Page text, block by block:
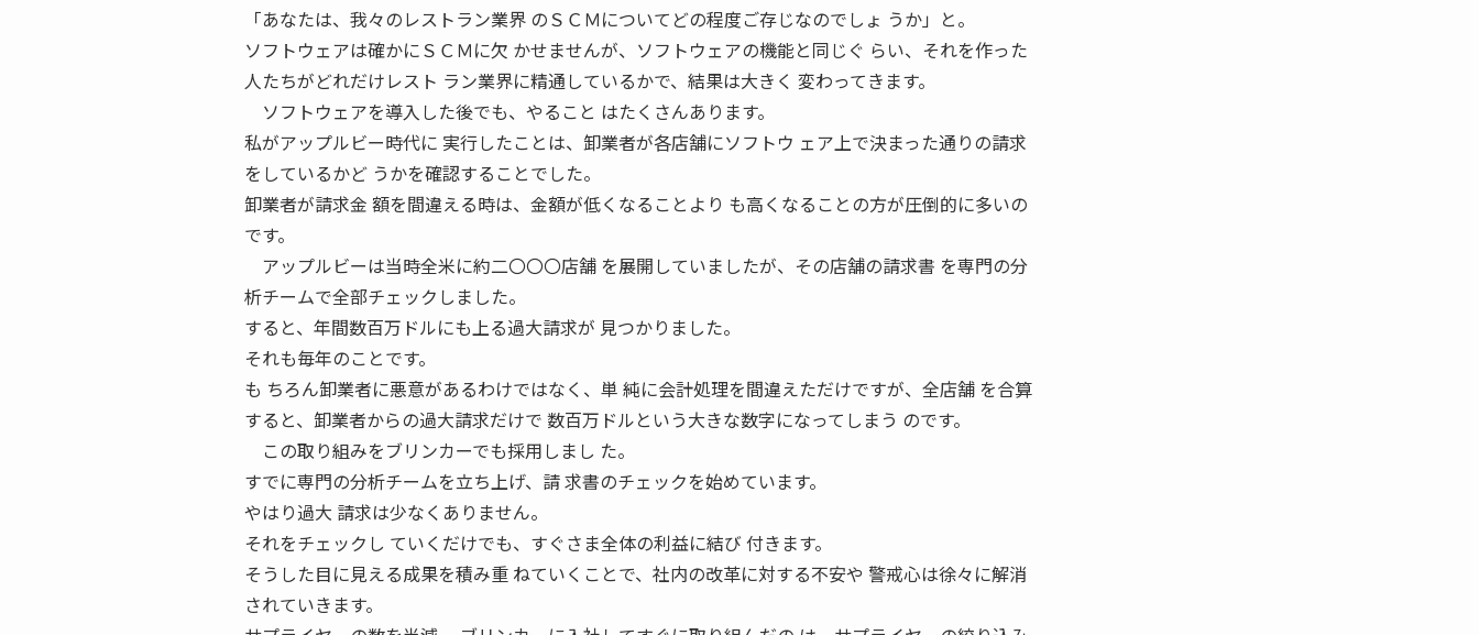
「あなたは、我々のレストラン業界 のＳＣＭについてどの程度ご存じなのでしょ うか」と。
ソフトウェアは確かにＳＣＭに欠 かせませんが、ソフトウェアの機能と同じぐ らい、それを作った
人たちがどれだけレスト ラン業界に精通しているかで、結果は大きく 変わってきます。
ソフトウェアを導入した後でも、やること はたくさんあります。
私がアップルビー時代に 実行したことは、卸業者が各店舗にソフトウ ェア上で決まった通りの請求
をしているかど うかを確認することでした。
卸業者が請求金 額を間違える時は、金額が低くなることより も高くなることの方が圧倒的に多いの
です。
アップルビーは当時全米に約二〇〇〇店舗 を展開していましたが、その店舗の請求書 を専門の分
析チームで全部チェックしました。
すると、年間数百万ドルにも上る過大請求が 見つかりました。
それも毎年のことです。
も ちろん卸業者に悪意があるわけではなく、単 純に会計処理を間違えただけですが、全店舗 を合算
すると、卸業者からの過大請求だけで 数百万ドルという大きな数字になってしまう のです。
この取り組みをブリンカーでも採用しまし た。
すでに専門の分析チームを立ち上げ、請 求書のチェックを始めています。
やはり過大 請求は少なくありません。
それをチェックし ていくだけでも、すぐさま全体の利益に結び 付きます。
そうした目に見える成果を積み重 ねていくことで、社内の改革に対する不安や 警戒心は徐々に解消
されていきます。